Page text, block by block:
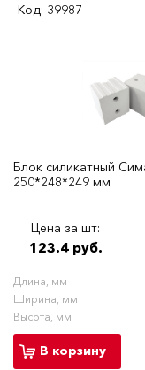
Код: 39987
Блок силикатный
250*248*249 мм
Цена за шт:
123.4 руб.
Длина, мм
Ширина, мм
Высота, мм
В корзину